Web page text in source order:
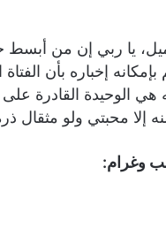
يا ربي إن من
إخباره بأن
الوحيدة القادرة على
إلا محبتي ولو مثقال
وغرام: